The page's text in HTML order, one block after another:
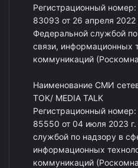
Регистрационный
83093 от 26 апреля 2022
Федеральной службой
связи, информационных
коммуникаций
Наименование СМИ
ТОК/ MEDIA TALK
Регистрационный
85550 от 04 июля 2023
службой по надзору в
информационных
коммуникаций